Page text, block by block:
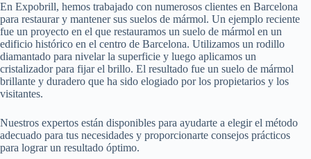
En Expobrill, hemos trabajado con numerosos clientes en Barcelona
para restaurar y mantener sus suelos de mármol. Un ejemplo reciente
fue un proyecto en el que restauramos un suelo de mármol en un
edificio histórico en el centro de Barcelona. Utilizamos un rodillo
diamantado para nivelar la superficie y luego aplicamos un
cristalizador para fijar el brillo. El resultado fue un suelo de mármol
brillante y duradero que ha sido elogiado por los propietarios y los
visitantes.
Nuestros expertos están disponibles para ayudarte a elegir el método
adecuado para tus necesidades y proporcionarte consejos prácticos
para lograr un resultado óptimo.